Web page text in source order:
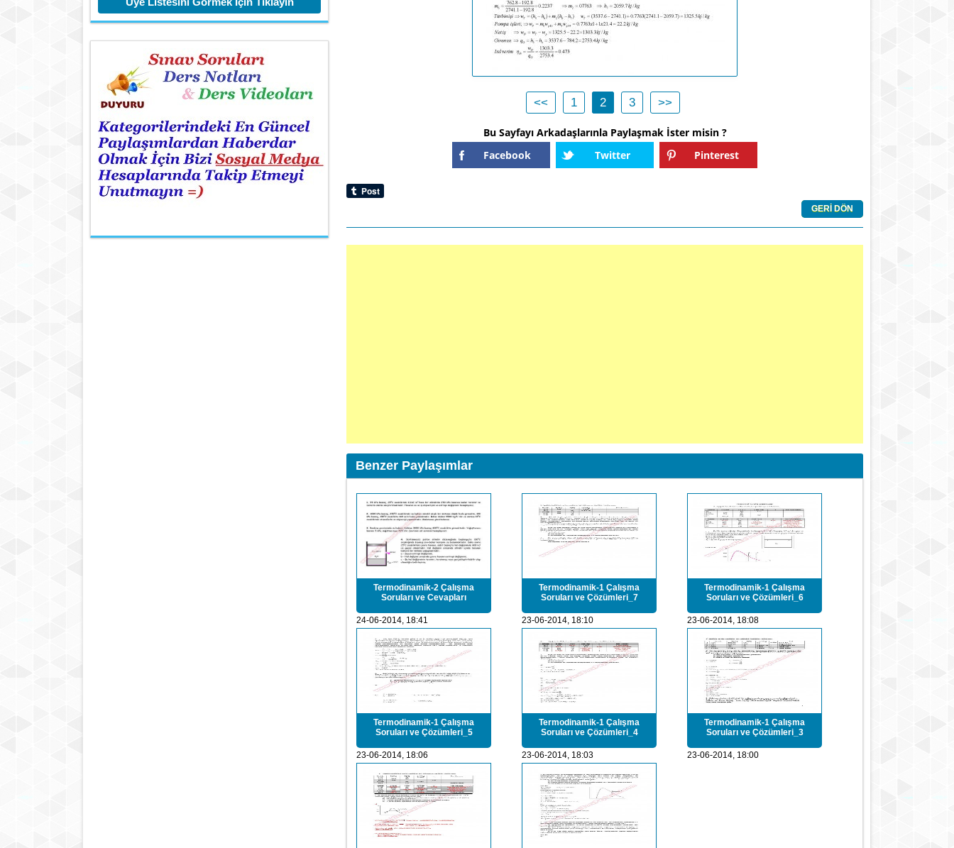
<< 1 2 3 >>
Bu Sayfayı Arkadaşlarınla Paylaşmak İster misin ?
Facebook
Twitter Pinterest
GERİ DÖN
Benzer Paylaşımlar
Termodinamik-2 Çalışma
Soruları ve Cevapları
24-06-2014, 18:41
Termodinamik-1 Çalışma
Soruları ve Çözümleri_7
23-06-2014, 18:10
Termodinamik-1 Çalışma
Soruları ve Çözümleri_6
23-06-2014, 18:08
Termodinamik-1 Çalışma
Soruları ve Çözümleri_5
23-06-2014, 18:06
Termodinamik-1 Çalışma
Soruları ve Çözümleri_4
23-06-2014, 18:03
Termodinamik-1 Çalışma
Soruları ve Çözümleri_3
23-06-2014, 18:00